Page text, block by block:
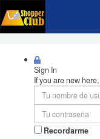
Sign In
If you are new here,
Recordarme